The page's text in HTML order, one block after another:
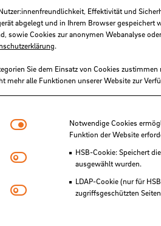
und dekonstruieren.
HSB
Effektivität und
abgelegt und in Ihrem Browser
sowie Cookies zur anonymen Webanalyse
.
Sie dem Einsatz von Cookies
mehr alle Funktionen unserer Website zur
Notwendige Cookies
Notwendige Cookies
Funktion der Website
HSB-Cookie: Speichert
ausgewählt wurden.
LDAP-Cookie (nur für
zugriffsgeschützten
Matomo
Youtube